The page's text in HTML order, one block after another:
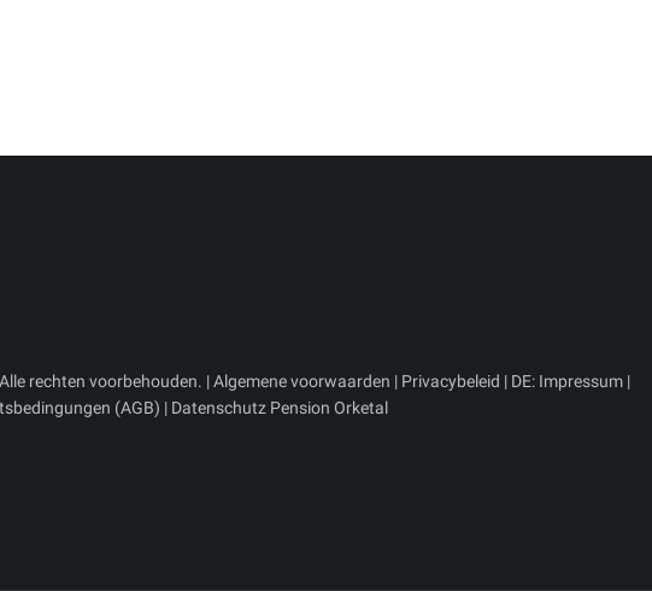
rechten voorbehouden. |Algemene voorwaarden | Privacybeleid | DE: Impressum |
(AGB) | Datenschutz Pension Orketal